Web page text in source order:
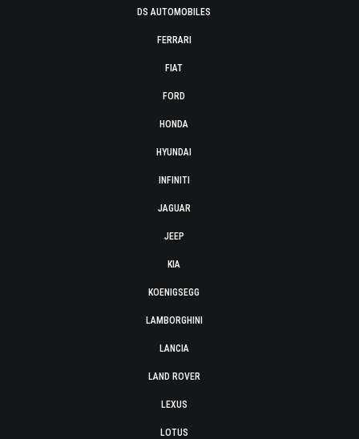
DS AUTOMOBILES
FERRARI
FIAT
FORD
HONDA
HYUNDAI
INFINITI
JAGUAR
JEEP
KIA
KOENIGSEGG
LAMBORGHINI
LANCIA
LAND ROVER
LEXUS
LOTUS